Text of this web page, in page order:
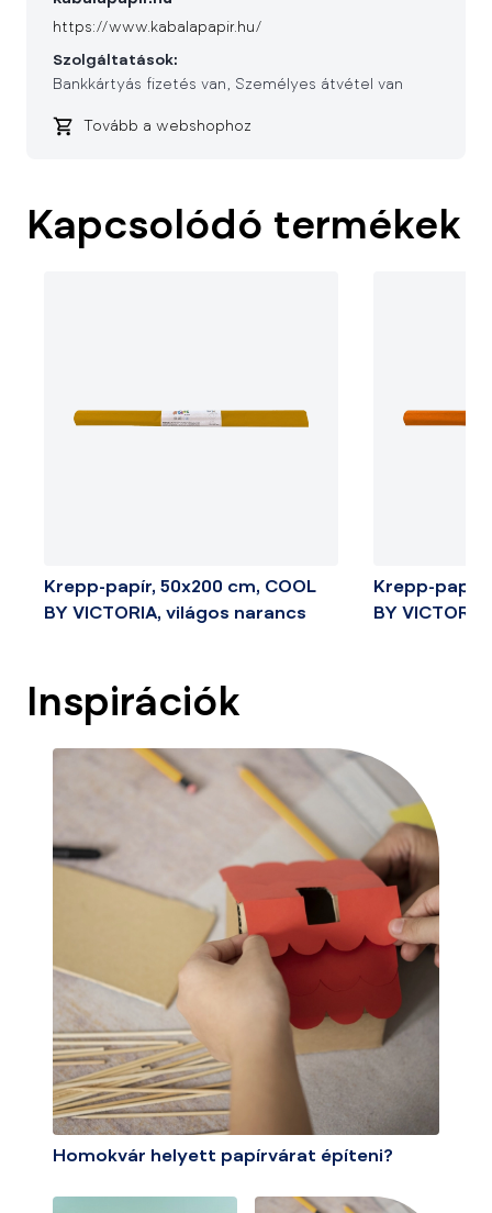
https://www.kabalapapir.hu/
Szolgáltatások:
Bankkártyás fizetés van
Személyes átvétel van
Tovább a webshophoz
Kapcsolódó termékek
Krepp-papír, 50x200 cm, COOL
BY VICTORIA, világos narancs
Krepp-papír,
BY
Inspirációk
Homokvár helyett papírvárat építeni?